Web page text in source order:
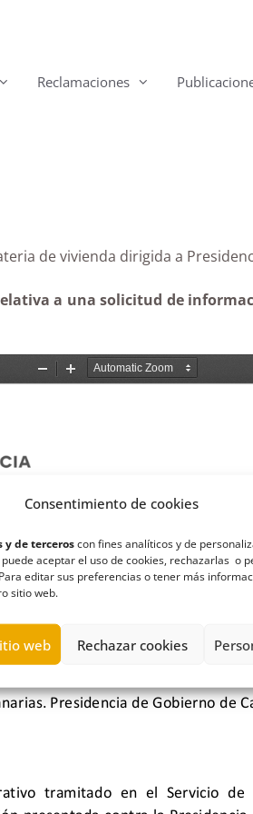
Consentimiento de cookies
y de terceroscon fines analíticos y de
aceptar el uso de cookies, rechazarlas o
editar sus preferencias o tener más
sitio web.
web Rechazar cookies
Reclamaciones
de vivienda dirigida a
a una solicitud de